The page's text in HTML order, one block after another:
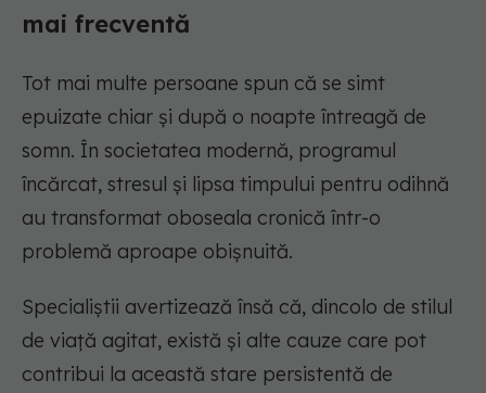
mai frecventă
Tot mai multe persoane spun că se simt
epuizate chiar și după o noapte întreagă de
somn. În societatea modernă, programul
încărcat, stresul și lipsa timpului pentru odihnă
au transformat oboseala cronică într-o
problemă aproape obișnuită.
Specialiștii avertizează însă că, dincolo de stilul
de viață agitat, există și alte cauze care pot
contribui la această stare persistentă de